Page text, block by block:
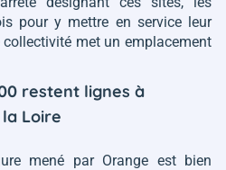
pour y mettre en service leur
met un emplacement
restent lignes à
Loire
mené par Orange est bien